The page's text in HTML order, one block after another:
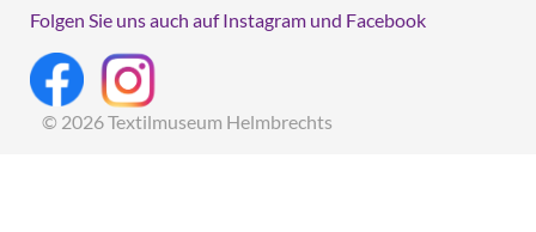
Folgen Sie uns auch auf Instagram und Facebook
© 2026 Textilmuseum Helmbrechts